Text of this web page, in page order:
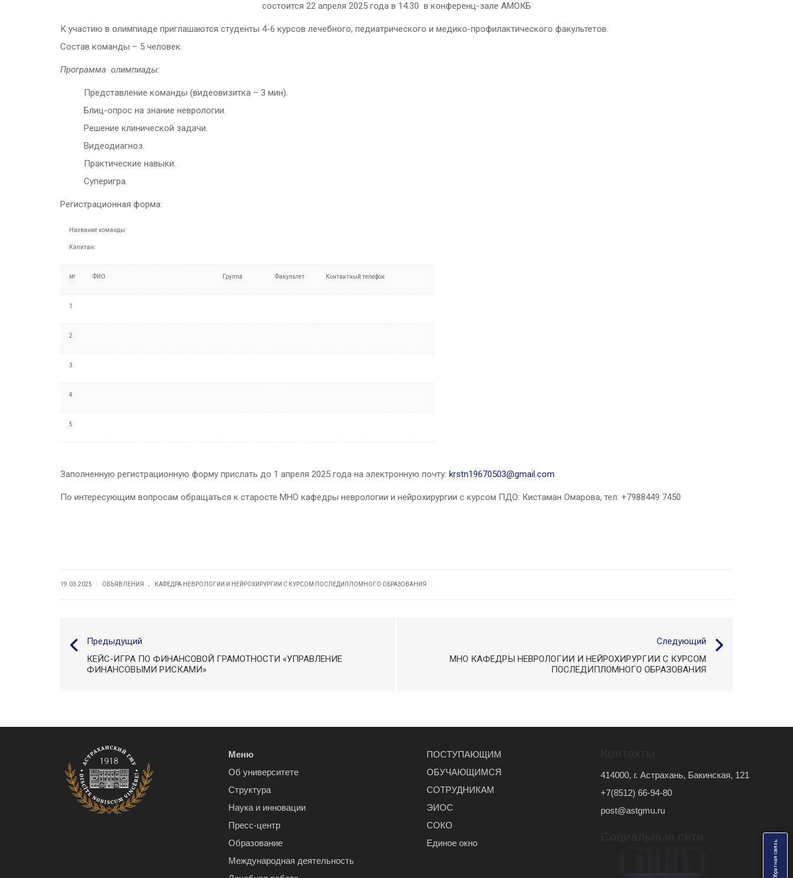
О
б
р
а
т
н
а
я
с
в
я
з
ь
состоится 22 апреля 2025 года в 14.30 в конференц-зале АМОКБ
К участию в олимпиаде приглашаются студенты 4-6 курсов лечебного, педиатрического и медико-профилактического факультетов.
Состав команды – 5 человек.
Программа олимпиады:
Представление команды (видеовизитка – 3 мин).
Блиц-опрос на знание неврологии.
Решение клинической задачи.
Видеодиагноз.
Практические навыки.
Суперигра.
Регистрационная форма:
Название команды:
Капитан:
№ ФИО Группа Факультет Контактный телефон
1
2
3
4
5
Заполненную регистрационную форму прислать до 1 апреля 2025 года на электронную почту: krstn19670503@gmail.com
По интересующим вопросам обращаться к старосте МНО кафедры неврологии и нейрохирургии с курсом ПДО: Кистаман Омарова, тел: +7988449 7450
19.03.2025 ОБЪЯВЛЕНИЯ . КАФЕДРА НЕВРОЛОГИИ И НЕЙРОХИРУРГИИ С КУРСОМ ПОСЛЕДИПЛОМНОГО ОБРАЗОВАНИЯ
Предыдущий
КЕЙС-ИГРА ПО ФИНАНСОВОЙ ГРАМОТНОСТИ «УПРАВЛЕНИЕ
ФИНАНСОВЫМИ РИСКАМИ»
Следующий
МНО КАФЕДРЫ НЕВРОЛОГИИ И НЕЙРОХИРУРГИИ С КУРСОМ
ПОСЛЕДИПЛОМНОГО ОБРАЗОВАНИЯ
Меню
Об университете
Структура
Наука и инновации
Пресс-центр
Образование
Международная деятельность
ПОСТУПАЮЩИМ
ОБУЧАЮЩИМСЯ
СОТРУДНИКАМ
ЭИОС
СОКО
Единое окно
414000, г. Астрахань, Бакинская, 121
+7(8512) 66-94-80
post@astgmu.ru